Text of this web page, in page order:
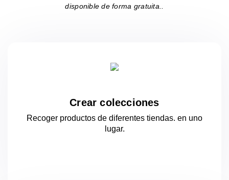
disponible de forma gratuita..
Crear colecciones
Recoger productos de diferentes tiendas. en uno
lugar.